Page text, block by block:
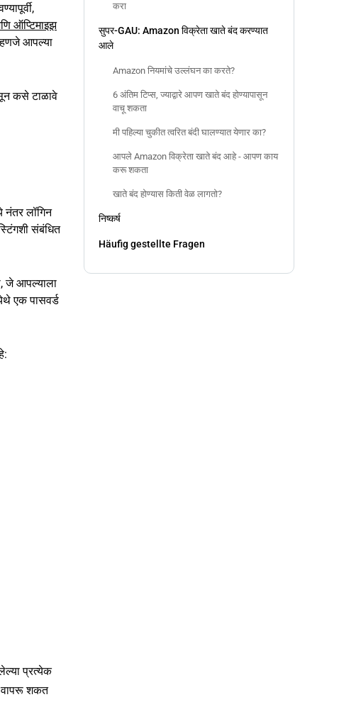
करा
सुपर-GAU: Amazon विक्रेता खाते बंद करण्यात
आले
Amazon नियमांचे उल्लंघन का करते?
6 अंतिम टिप्स, ज्याद्वारे आपण खाते बंद होण्यापासून
वाचू शकता
मी पहिल्या चुकीत त्वरित बंदी घालण्यात येणार का?
आपले Amazon विक्रेता खाते बंद आहे - आपण काय
करू शकता
खाते बंद होण्यास किती वेळ लागतो?
निष्कर्ष
Häufig gestellte Fragen
ऑप्टिमाइझ
आपल्या
कसे टाळावे
नंतर लॉगिन
संबंधित
जे आपल्याला
एक पासवर्ड
प्रत्येक
वापरू शकत